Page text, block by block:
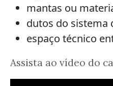
mantas ou
dutos do sistema
espaço técnico
Assista ao vídeo do